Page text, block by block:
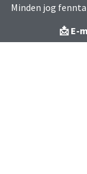
Minden jog
📩 E-